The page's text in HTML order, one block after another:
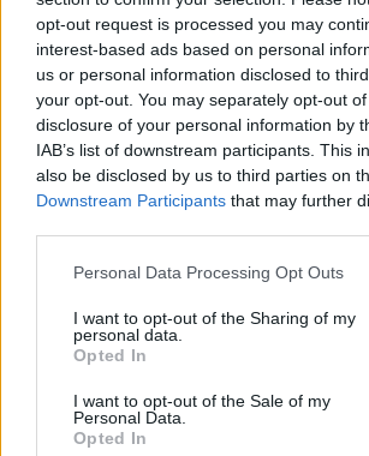
opt-out request is processed you may
interest-based ads based on personal
us or personal information disclosed to
your opt-out. You may separately opt-out
disclosure of your personal information by
IAB’s list of downstream participants. This
also be disclosed by us to third parties on
Downstream Participants that may further
Please note that this website/app uses one
not limited to your visit or usage behaviour.
grant or deny consent to Google and its
use your data for below specified purposes
consent section.
Personal Data Processing Opt Outs
I want to opt-out of the Sharing of my
personal data.
Opted In
I want to opt-out of the Sale of my
Personal Data.
Opted In
Ο καιρός την Κυριακή
Γενικά αίθριος καιρός με λίγες
στα ηπειρωτικά ορεινά τις
απογευματινές ώρες, οπότε
ορεινά, θα σημειωθούν τοπικοί
Οι άνεμοι θα πνέουν βόρειοι
5 και στο Αιγαίο τοπικά 6 μποφόρ.
Η θερμοκρασία θα σημειώσει
κυρίως στα δυτικά, και θα